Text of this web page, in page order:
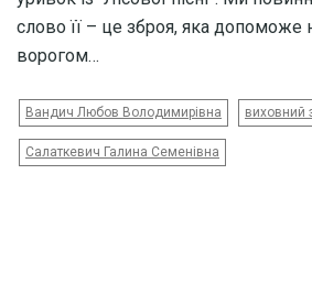
слово її – це зброя, яка допоможе
ворогом…
Вандич Любов Володимирівна виховний
Салаткевич Галина Семенівна